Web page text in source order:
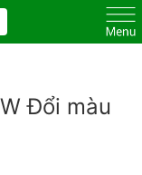
Đổi màu